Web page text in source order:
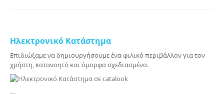
Ηλεκτρονικό Κατάστημα
Επιδιώξαμε να δημιουργήσουμε ένα φιλικό περιβάλλον για τον
χρήστη, κατανοητό και όμορφα σχεδιασμένο.